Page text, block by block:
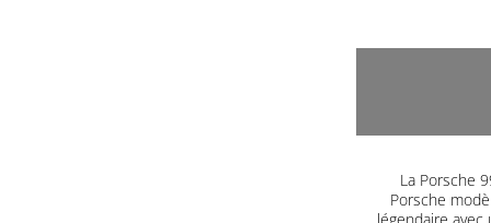
La Porsche
Porsche